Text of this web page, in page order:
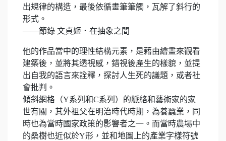
出規律的構造，最後依循畫筆筆觸，瓦解了斜行的
形式。
——節錄 文貞姬．在抽象之間
他的作品當中的理性結構元素，是藉由繪畫來觀看
建築後，並將其透視感，錯視後產生的樣貌，並提
出自我的語言來詮釋，探討人生死的議題，或者社
會批判。
傾斜網格（Y系列和C系列）的脈絡和藝術家的家
世有關，其外祖父在明治時代時期，為養蠶業，同
時也為當時國家政策的影響者之一。而當時農場中
的桑樹也近似於Y形，並和地圖上的產業字樣符號